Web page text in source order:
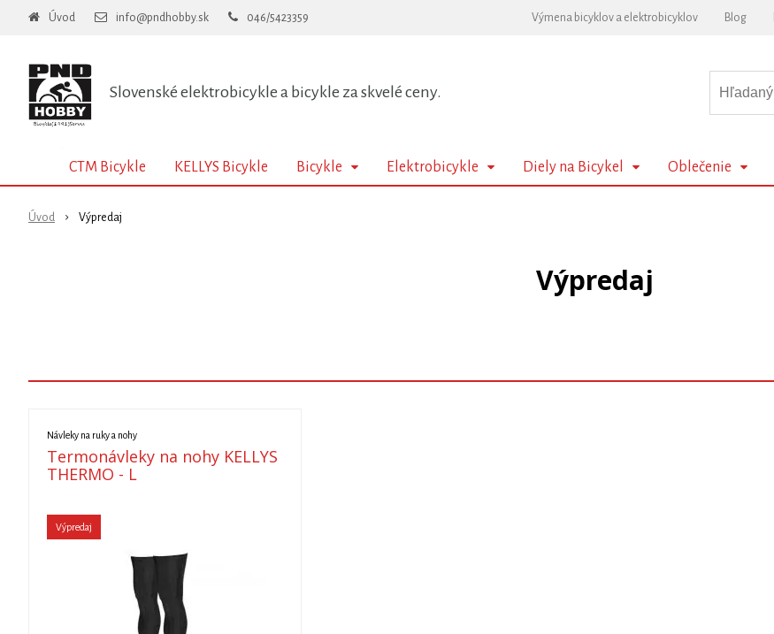
Slovenské elektrobicykle a bicykle za skvelé ceny.
Úvod info@pndhobby.sk 046/5423359 Výmena bicyklov a elektrobicyklov Blog
CTM Bicykle KELLYS Bicykle Bicykle Elektrobicykle Diely na Bicykel Oblečenie
Úvod Výpredaj
Výpredaj
Návleky na ruky a nohy
Termonávleky na nohy KELLYS
THERMO - L
Výpredaj